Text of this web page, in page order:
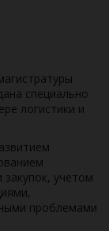
специально
логистики и
закупок, учетом
проблемами